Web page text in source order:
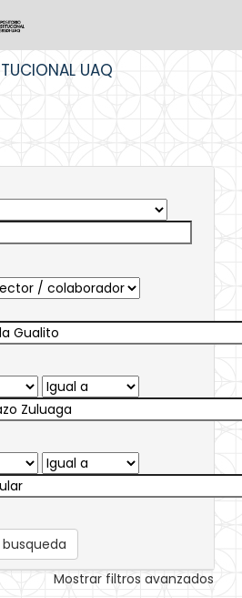
UAQ
Mostrar filtros avanzados